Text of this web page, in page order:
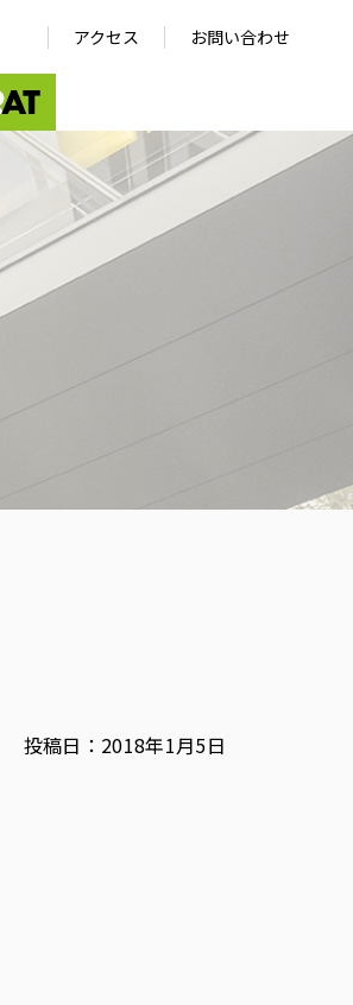
アクセス お問い合わせ
投稿日：2018年1月5日